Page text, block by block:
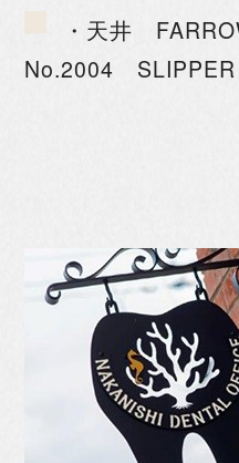
・天井
No.2004 SLIPPER